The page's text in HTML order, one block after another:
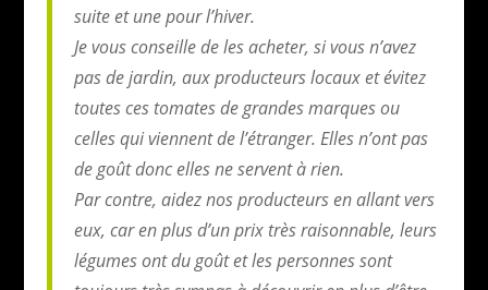
suite et une pour l’hiver.
Je vous conseille de les acheter, si vous n’avez
pas de jardin, aux producteurs locaux et évitez
toutes ces tomates de grandes marques ou
celles qui viennent de l’étranger. Elles n’ont pas
de goût donc elles ne servent à rien.
Par contre, aidez nos producteurs en allant vers
eux, car en plus d’un prix très raisonnable, leurs
légumes ont du goût et les personnes sont